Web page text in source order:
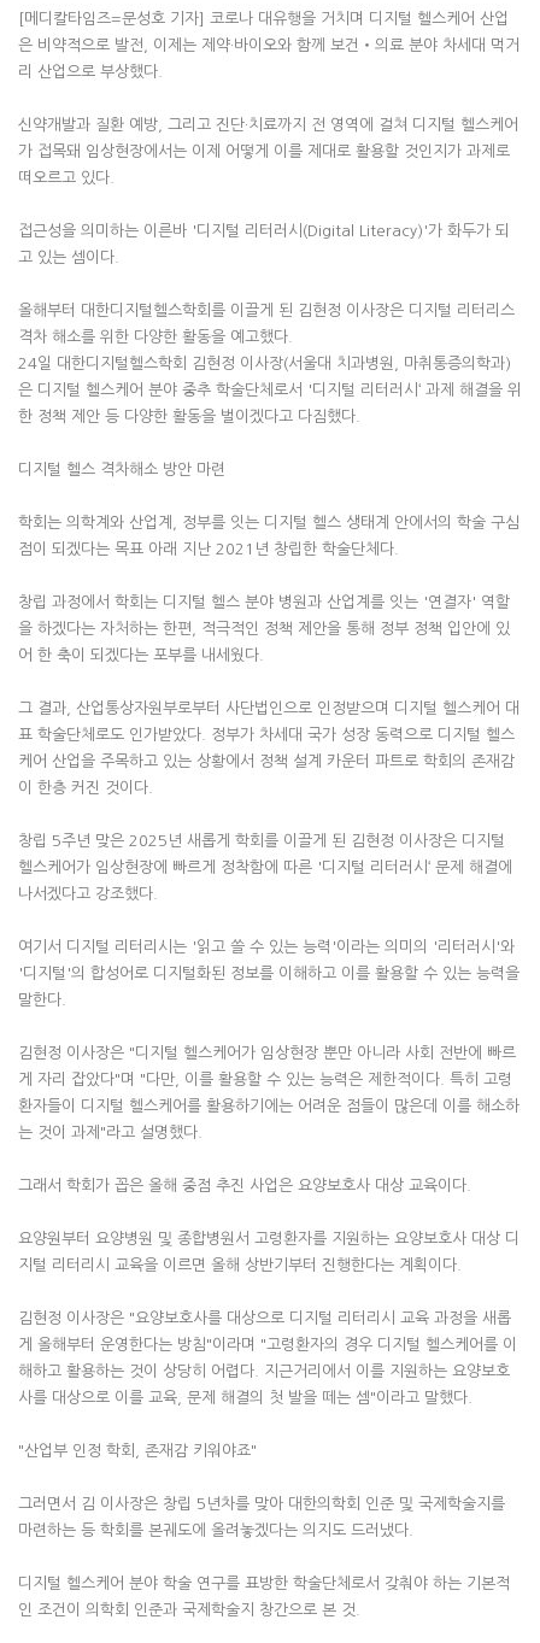
[메디칼타임즈=문성호 기자] 코로나 대유행을 거치며 디지털 헬스케어 산업
은 비약적으로 발전, 이제는 제약·바이오와 함께 보건‧의료 분야 차세대 먹거
리 산업으로 부상했다.
신약개발과 질환 예방, 그리고 진단·치료까지 전 영역에 걸쳐 디지털 헬스케어
가 접목돼 임상현장에서는 이제 어떻게 이를 제대로 활용할 것인지가 과제로
떠오르고 있다.
접근성을 의미하는 이른바 '디지털 리터러시(Digital Literacy)'가 화두가 되
고 있는 셈이다.
올해부터 대한디지털헬스학회를 이끌게 된 김현정 이사장은 디지털 리터리스
격차 해소를 위한 다양한 활동을 예고했다.
24일 대한디지털헬스학회 김현정 이사장(서울대 치과병원, 마취통증의학과)
은 디지털 헬스케어 분야 중추 학술단체로서 '디지털 리터러시‘ 과제 해결을 위
한 정책 제안 등 다양한 활동을 벌이겠다고 다짐했다.
디지털 헬스 격차해소 방안 마련
학회는 의학계와 산업계, 정부를 잇는 디지털 헬스 생태계 안에서의 학술 구심
점이 되겠다는 목표 아래 지난 2021년 창립한 학술단체다.
창립 과정에서 학회는 디지털 헬스 분야 병원과 산업계를 잇는 '연결자' 역할
을 하겠다는 자처하는 한편, 적극적인 정책 제안을 통해 정부 정책 입안에 있
어 한 축이 되겠다는 포부를 내세웠다.
그 결과, 산업통상자원부로부터 사단법인으로 인정받으며 디지털 헬스케어 대
표 학술단체로도 인가받았다. 정부가 차세대 국가 성장 동력으로 디지털 헬스
케어 산업을 주목하고 있는 상황에서 정책 설계 카운터 파트로 학회의 존재감
이 한층 커진 것이다.
창립 5주년 맞은 2025년 새롭게 학회를 이끌게 된 김현정 이사장은 디지털
헬스케어가 임상현장에 빠르게 정착함에 따른 '디지털 리터러시‘ 문제 해결에
나서겠다고 강조했다.
여기서 디지털 리터리시는 '읽고 쓸 수 있는 능력'이라는 의미의 '리터러시'와
'디지털'의 합성어로 디지털화된 정보를 이해하고 이를 활용할 수 있는 능력을
말한다.
김현정 이사장은 "디지털 헬스케어가 임상현장 뿐만 아니라 사회 전반에 빠르
게 자리 잡았다"며 "다만, 이를 활용할 수 있는 능력은 제한적이다. 특히 고령
환자들이 디지털 헬스케어를 활용하기에는 어려운 점들이 많은데 이를 해소하
는 것이 과제"라고 설명했다.
그래서 학회가 꼽은 올해 중점 추진 사업은 요양보호사 대상 교육이다.
요양원부터 요양병원 및 종합병원서 고령환자를 지원하는 요양보호사 대상 디
지털 리터리시 교육을 이르면 올해 상반기부터 진행한다는 계획이다.
김현정 이사장은 "요양보호사를 대상으로 디지털 리터리시 교육 과정을 새롭
게 올해부터 운영한다는 방침"이라며 "고령환자의 경우 디지털 헬스케어를 이
해하고 활용하는 것이 상당히 어렵다. 지근거리에서 이를 지원하는 요양보호
사를 대상으로 이를 교육, 문제 해결의 첫 발을 떼는 셈"이라고 말했다.
"산업부 인정 학회, 존재감 키워야죠"
그러면서 김 이사장은 창립 5년차를 맞아 대한의학회 인준 및 국제학술지를
마련하는 등 학회를 본궤도에 올려놓겠다는 의지도 드러냈다.
디지털 헬스케어 분야 학술 연구를 표방한 학술단체로서 갖춰야 하는 기본적
인 조건이 의학회 인준과 국제학술지 창간으로 본 것.